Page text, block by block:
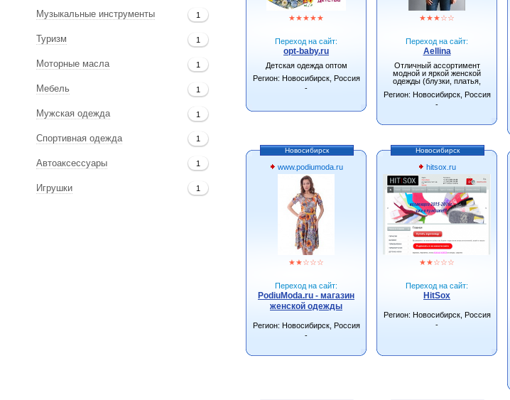
Музыкальные инструменты 1
Туризм 1
Моторные масла 1
Мебель 1
Мужская одежда 1
Спортивная одежда 1
Автоаксессуары 1
Игрушки 1
★★★★★
Переход на сайт:
opt-baby.ru
Детская одежда оптом
Регион: Новосибирск, Россия
-
★★★☆☆
Переход на сайт:
Aellina
Отличный ассортимент
модной и яркой женской
одежды (блузки, платья,
Регион: Новосибирск, Россия
-
Новосибирск
www.podiumoda.ru
★★☆☆☆
Переход на сайт:
PodiuModa.ru - магазин
женской одежды
Регион: Новосибирск, Россия
-
Новосибирск
hitsox.ru
★★☆☆☆
Переход на сайт:
HitSox
Регион: Новосибирск, Россия
-